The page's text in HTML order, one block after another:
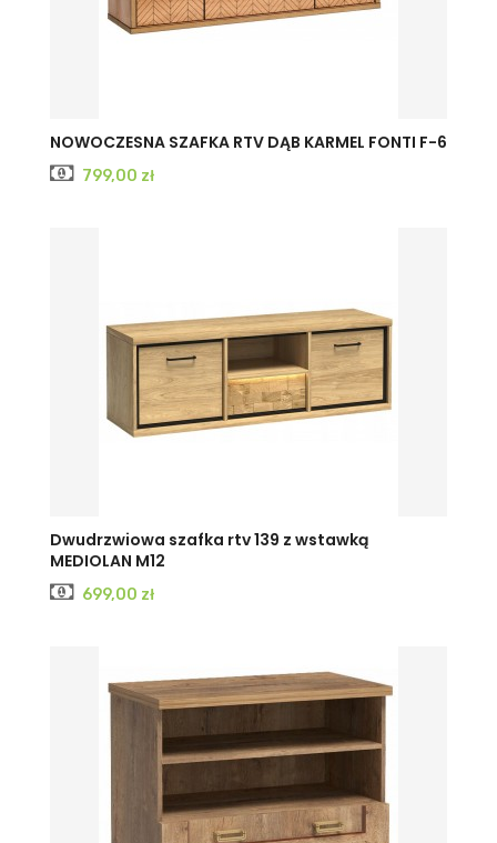
NOWOCZESNA SZAFKA RTV DĄB KARMEL FONTI F-6
Cena
799,00 zł
Dwudrzwiowa szafka rtv 139 z wstawką
MEDIOLAN M12
Cena
699,00 zł